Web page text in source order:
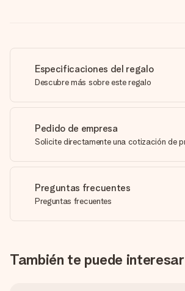
Especificaciones del regalo
Descubre más sobre este regalo
Pedido de empresa
Solicite directamente una cotización de
Preguntas frecuentes
Preguntas frecuentes
También te puede interesar